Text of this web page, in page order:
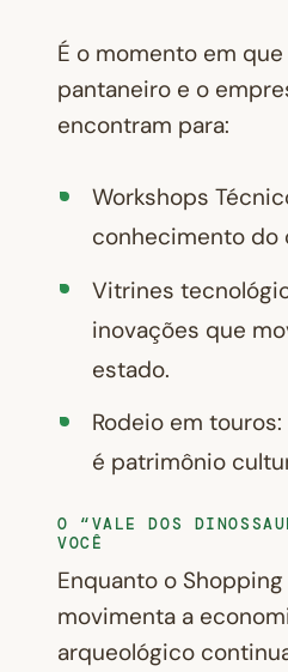
É o momento em
pantaneiro e o
encontram para:
Workshops
conhecimento do
Vitrines
inovações que
estado.
Rodeio em
é patrimônio
O “VALE DOS
VOCÊ
Enquanto o Shopping
movimenta a
arqueológico